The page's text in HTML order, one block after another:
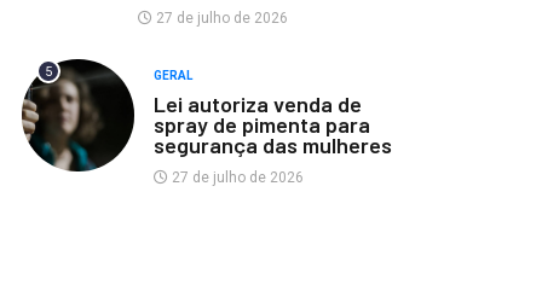
27 de julho de 2026
5 GERAL
Lei autoriza venda de
spray de pimenta para
segurança das mulheres
27 de julho de 2026